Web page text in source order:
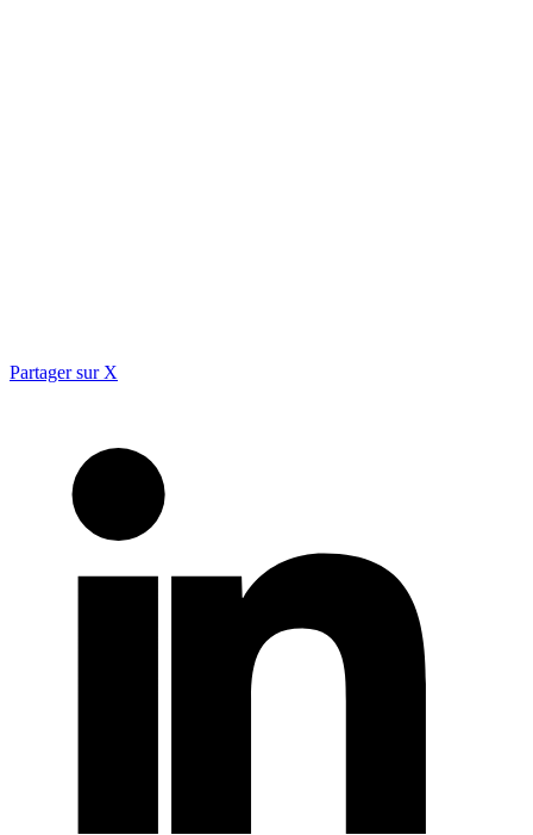
Partager sur X